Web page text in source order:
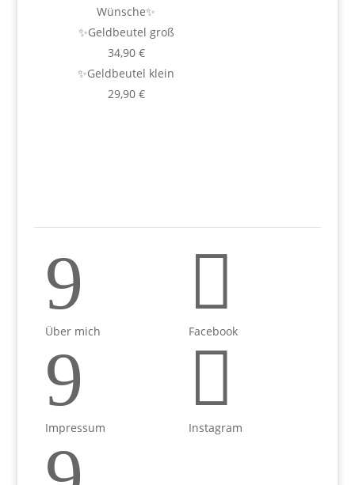
Wünsche✨
✨Geldbeutel groß
34,90 €
✨Geldbeutel klein
29,90 €
9
Über mich
9
Impressum

Facebook

Instagram